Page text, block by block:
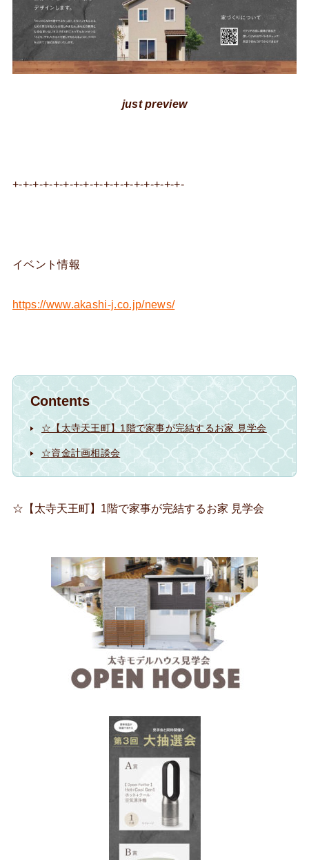
just preview
+-+-+-+-+-+-+-+-+-+-+-+-+-+-+-+-+-
イベント情報
https://www.akashi-j.co.jp/news/
Contents
☆【太寺天王町】1階で家事が完結するお家 見学会
☆資金計画相談会
☆【太寺天王町】 1階で家事が完結するお家 見学会